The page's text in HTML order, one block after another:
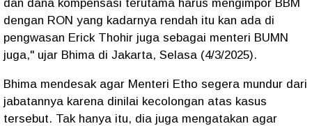
dan dana kompensasi terutama harus mengimpor BBM
dengan RON yang kadarnya rendah itu kan ada di
pengwasan Erick Thohir juga sebagai menteri BUMN
juga," ujar Bhima di Jakarta, Selasa (4/3/2025).
Bhima mendesak agar Menteri Etho segera mundur dari
jabatannya karena dinilai kecolongan atas kasus
tersebut. Tak hanya itu, dia juga mengatakan agar